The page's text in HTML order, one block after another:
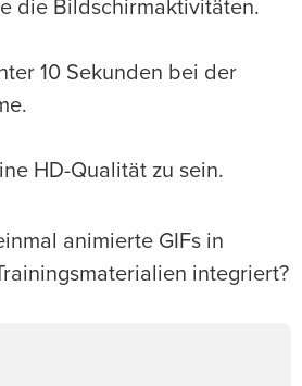
die Bildschirmaktivitäten.
10 Sekunden bei der
HD-Qualität zu sein.
animierte GIFs in
integriert?